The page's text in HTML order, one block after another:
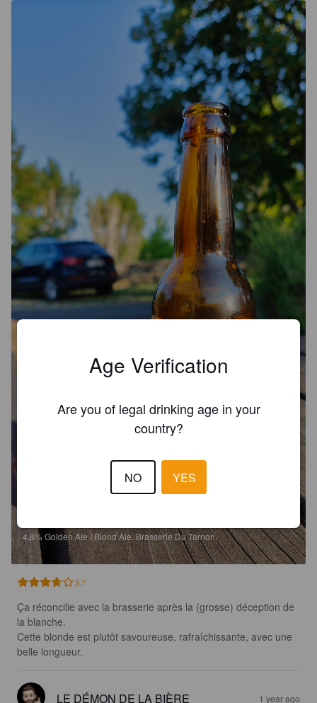
4.8%Golden Ale / Blond Ale.Brasserie Du Tarnon.
3.7
Ça réconcilie avec la brasserie après la (grosse) déception de
la blanche.
Cette blonde est plutôt savoureuse, rafraîchissante, avec une
belle longueur.
LE DÉMON DE LA BIÈRE 1 year ago
Age Verification
Are you of legal drinking age in your
country?
NO YES